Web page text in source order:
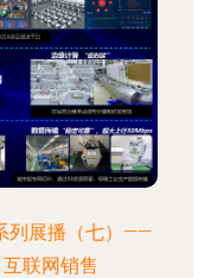
列展播（七）——
联网销售